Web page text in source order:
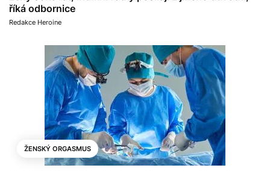
říká odbornice
Redakce Heroine
ŽENSKÝ ORGASMUS